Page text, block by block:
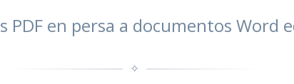
PDF en persa a documentos Word
✧